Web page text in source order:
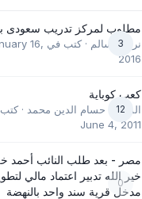
3
مطلوب لمركز تدريب سعودى
نرمين سالم · كتب في 16,
2016
12
كعب كوباية
المدرب حسام الدين محمد ·
June 4, 2011
0
مصر - بعد طلب النائب أحمد
خير الله تدبير اعتماد مالي
مدخل قرية سند واحد بالنهضة